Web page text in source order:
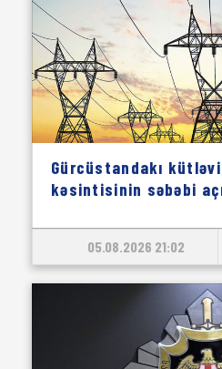
Gürcüstandakı
kəsintisinin səbəbi
05.08.2026 21:02